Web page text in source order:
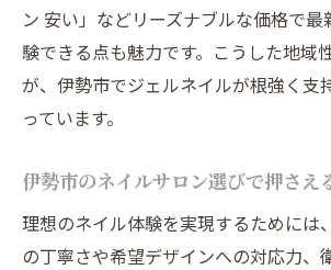
ン 安い」などリーズナブルな価格で
験できる点も魅力です。こうした地域
が、伊勢市でジェルネイルが根強く支
っています。
伊勢市のネイルサロン選びで押さえ
理想のネイル体験を実現するためには
の丁寧さや希望デザインへの対応力、